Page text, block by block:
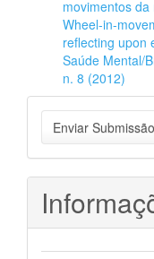
movimentos
Wheel-in-
reflecting upon
Saúde Mental/
n. 8 (2012)
Enviar
Enviar Submissão